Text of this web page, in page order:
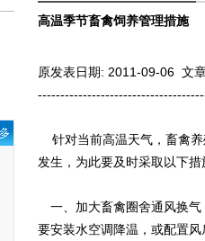
高温季节畜禽饲养管理措施
原发表日期: 2011-09-06
针对当前高温天气，畜禽养
发生，为此要及时采取以下措
一、加大畜禽圈舍通风换气
要安装水空调降温，或配置